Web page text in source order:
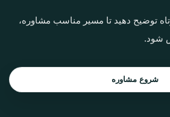
توضیح دهید تا مسیر مناسب مشاوره،
شود.
شروع مشاوره